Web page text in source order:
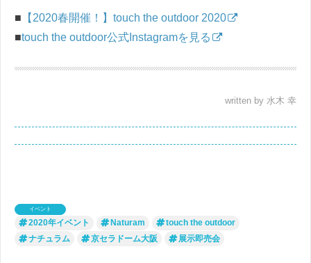
■ 【2020春開催！】touch the outdoor 2020
■touch the outdoor公式Instagramを見る
written by 水木 幸
イベント
2020年イベント Naturam
touch the outdoor
ナチュラム
京セラドーム大阪 展示即売会